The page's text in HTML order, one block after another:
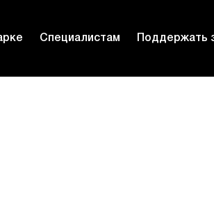
Специалистам Поддержать